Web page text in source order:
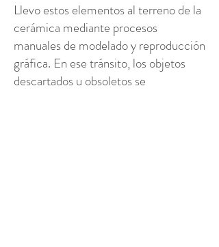
Llevo estos elementos al terreno de la
cerámica mediante procesos
manuales de modelado y reproducción
gráfica. En ese tránsito, los objetos
descartados u obsoletos se